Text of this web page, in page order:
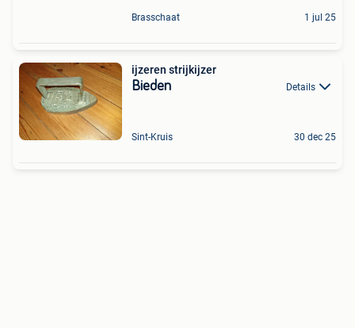
Brasschaat 1 jul 25
ijzeren strijkijzer
Bieden Details
Sint-Kruis 30 dec 25